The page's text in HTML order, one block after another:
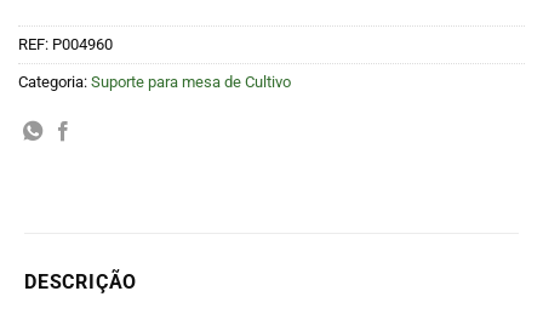
REF: P004960
Categoria: Suporte para mesa de Cultivo
DESCRIÇÃO